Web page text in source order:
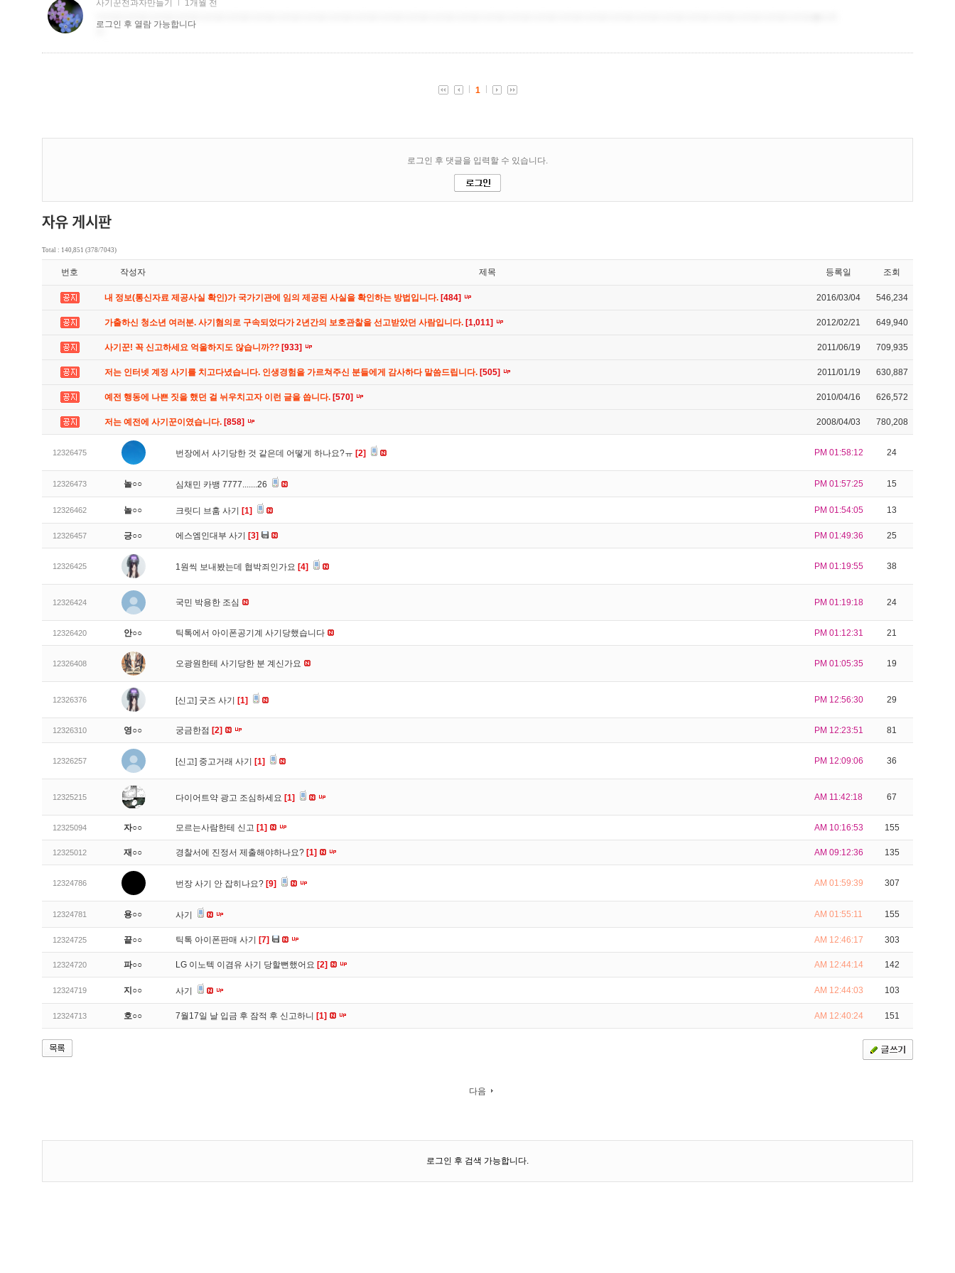
Total : 140,851 (378/7043)
번호 작성자 제목 등록일 조회
내 정보(통신자료 제공사실 확인)가 국가기관에 임의 제공된 사실을 확인하는 방법입니다. [484] 2016/03/04 546,234
가출하신 청소년 여러분. 사기혐의로 구속되었다가 2년간의 보호관찰을 선고받았던 사람입니다. [1,011] 2012/02/21 649,940
사기꾼! 꼭 신고하세요 억울하지도 않습니까?? [933] 2011/06/19 709,935
저는 인터넷 계정 사기를 치고다녔습니다. 인생경험을 가르쳐주신 분들에게 감사하다 말씀드립니다. [505] 2011/01/19 630,887
예전 행동에 나쁜 짓을 했던 걸 뉘우치고자 이런 글을 씁니다. [570] 2010/04/16 626,572
저는 예전에 사기꾼이였습니다. [858] 2008/04/03 780,208
12326475 번장에서 사기당한 것 같은데 어떻게 하나요?ㅠ [2] PM 01:58:12 24
12326473 놀○○ 심채민 카뱅 7777.......26 PM 01:57:25 15
12326462 놀○○ 크릿디 브훔 사기 [1] PM 01:54:05 13
12326457 긍○○ 에스엠인대부 사기 [3] PM 01:49:36 25
12326425 1원씩 보내봤는데 협박죄인가요 [4] PM 01:19:55 38
12326424 국민 박용한 조심 PM 01:19:18 24
12326420 안○○ 틱톡에서 아이폰공기계 사기당했습니다 PM 01:12:31 21
12326408 오광원한테 사기당한 분 계신가요 PM 01:05:35 19
12326376 [신고] 굿즈 사기 [1] PM 12:56:30 29
12326310 영○○ 궁금한점 [2] PM 12:23:51 81
12326257 [신고] 중고거래 사기 [1] PM 12:09:06 36
12325215 다이어트약 광고 조심하세요 [1] AM 11:42:18 67
12325094 자○○ 모르는사람한테 신고 [1] AM 10:16:53 155
12325012 재○○ 경찰서에 진정서 제출해야하나요? [1] AM 09:12:36 135
12324786 번장 사기 안 잡히나요? [9] AM 01:59:39 307
12324781 용○○ 사기 AM 01:55:11 155
12324725 끝○○ 틱톡 아이폰판매 사기 [7] AM 12:46:17 303
12324720 파○○ LG 이노텍 이겸유 사기 당할뻔했어요 [2] AM 12:44:14 142
12324719 지○○ 사기 AM 12:44:03 103
12324713 호○○ 7월17일 날 입금 후 잠적 후 신고하니 [1] AM 12:40:24 151
다음
로그인 후 검색 가능합니다.